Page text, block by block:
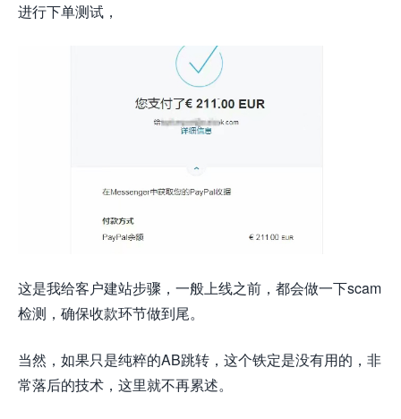
进行下单测试，
这是我给客户建站步骤，一般上线之前，都会做一下scam
检测，确保收款环节做到尾。
当然，如果只是纯粹的AB跳转，这个铁定是没有用的，非
常落后的技术，这里就不再累述。